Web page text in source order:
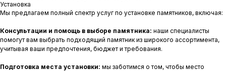
Установка
Мы предлагаем полный спектр услуг по установке памятников, включая:
Консультации и помощь в выборе памятника: наши специалисты
помогут вам выбрать подходящий памятник из широкого ассортимента,
учитывая ваши предпочтения, бюджет и требования.
Подготовка места установки: мы заботимся о том, чтобы место